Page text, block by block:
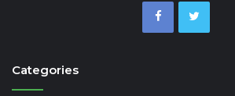
Categories